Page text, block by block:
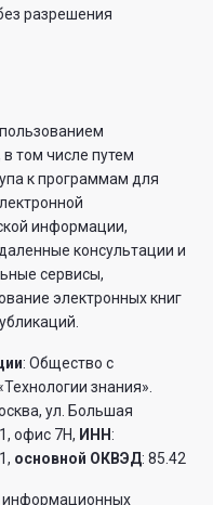
разрешения
в том числе путем
к программам для
информации,
консультации и
сервисы,
электронных книг
: Общество с
знания».
ул. Большая
офис 7Н, ИНН:
основной ОКВЭД: 85.42
информационных